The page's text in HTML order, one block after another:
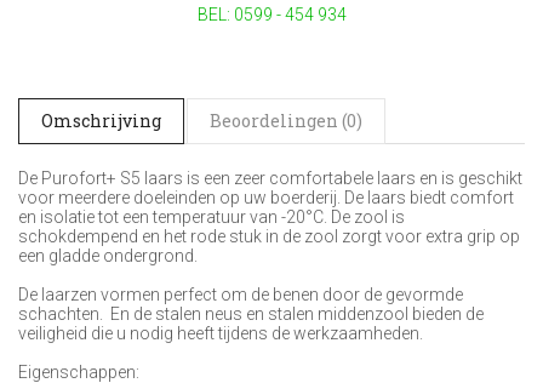
BEL: 0599 - 454 934
Omschrijving Beoordelingen (0)
De Purofort+ S5 laars is een zeer comfortabele laars en is geschikt
voor meerdere doeleinden op uw boerderij. De laars biedt comfort
en isolatie tot een temperatuur van -20°C. De zool is
schokdempend en het rode stuk in de zool zorgt voor extra grip op
een gladde ondergrond.
De laarzen vormen perfect om de benen door de gevormde
schachten. En de stalen neus en stalen middenzool bieden de
veiligheid die u nodig heeft tijdens de werkzaamheden.
Eigenschappen: